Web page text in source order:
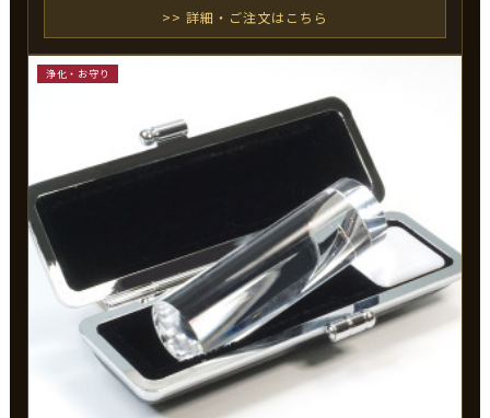
>> 詳細・ご注文はこちら
浄化・お守り